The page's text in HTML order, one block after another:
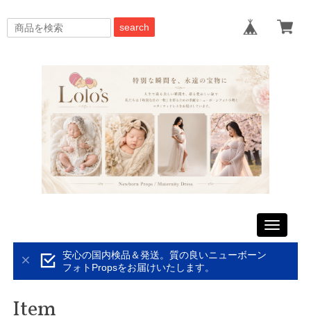
search
Toggle
安心の国内検品＆発送。質の良いニューボーン
フォトPropsをお届けいたします。
Item